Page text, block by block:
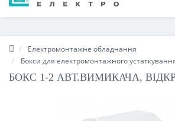
Електромонтажне обладнання
Бокси для електромонтажного
БОКС 1-2 АВТ.ВИМИКАЧА,